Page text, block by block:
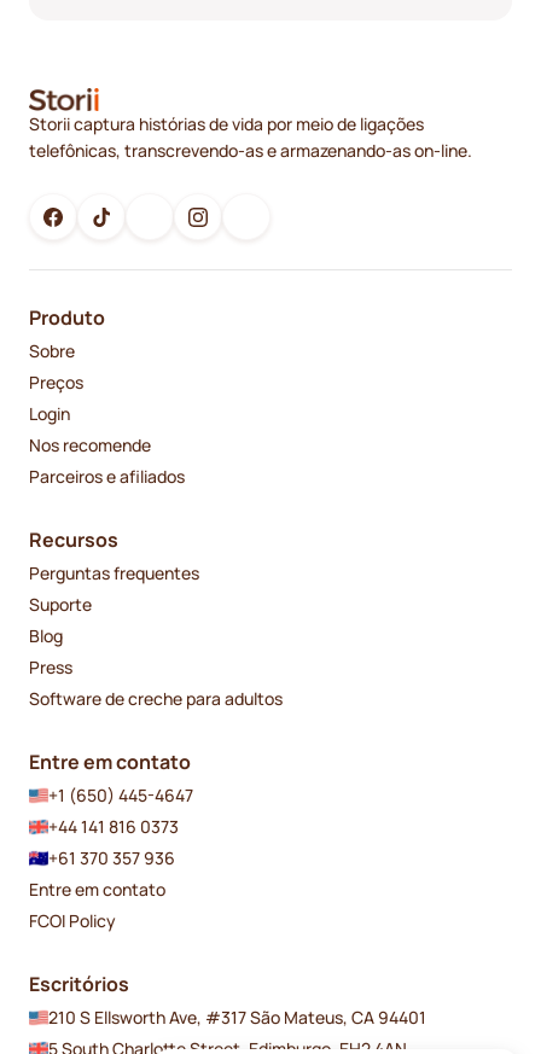
Storii captura histórias de vida por meio de ligações
telefônicas, transcrevendo-as e armazenando-as on-line.
Produto
Sobre
Preços
Login
Nos recomende
Parceiros e afiliados
Recursos
Perguntas frequentes
Suporte
Blog
Press
Software de creche para adultos
Entre em contato
+1 (650) 445-4647
+44 141 816 0373
+61 370 357 936
Entre em contato
FCOI Policy
Escritórios
210 S Ellsworth Ave, #317 São Mateus, CA 94401
5 South Charlotte Street, Edimburgo, EH2 4AN